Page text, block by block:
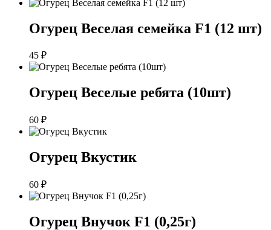
Огурец Веселая семейка F1 (12 шт)
45 ₽
Огурец Веселые ребята (10шт)
60 ₽
Огурец Вкустик
60 ₽
Огурец Внучок F1 (0,25г)